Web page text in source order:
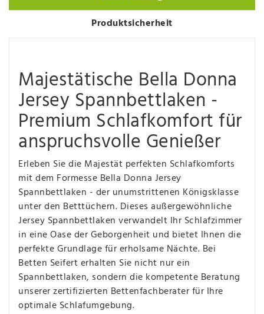
Produktsicherheit
Majestätische Bella Donna
Jersey Spannbettlaken -
Premium Schlafkomfort für
anspruchsvolle Genießer
Erleben Sie die Majestät perfekten Schlafkomforts
mit dem Formesse Bella Donna Jersey
Spannbettlaken - der unumstrittenen Königsklasse
unter den Betttüchern. Dieses außergewöhnliche
Jersey Spannbettlaken verwandelt Ihr Schlafzimmer
in eine Oase der Geborgenheit und bietet Ihnen die
perfekte Grundlage für erholsame Nächte. Bei
Betten Seifert erhalten Sie nicht nur ein
Spannbettlaken, sondern die kompetente Beratung
unserer zertifizierten Bettenfachberater für Ihre
optimale Schlafumgebung.